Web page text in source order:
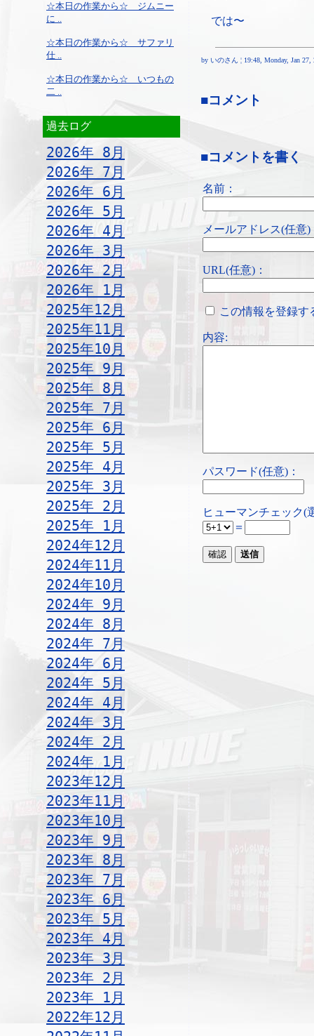
☆本日の作業から☆ ジムニー
に ..
☆本日の作業から☆ サファリ
仕 ..
☆本日の作業から☆ いつもの
二 ..
過去ログ
2026年 8月
2026年 7月
2026年 6月
2026年 5月
2026年 4月
2026年 3月
2026年 2月
2026年 1月
2025年12月
2025年11月
2025年10月
2025年 9月
2025年 8月
2025年 7月
2025年 6月
2025年 5月
2025年 4月
2025年 3月
2025年 2月
2025年 1月
2024年12月
2024年11月
2024年10月
2024年 9月
2024年 8月
2024年 7月
2024年 6月
2024年 5月
2024年 4月
2024年 3月
2024年 2月
2024年 1月
2023年12月
2023年11月
2023年10月
2023年 9月
2023年 8月
2023年 7月
2023年 6月
2023年 5月
2023年 4月
2023年 3月
2023年 2月
2023年 1月
2022年12月
では〜
by いのさん ¦ 19:48, Monday, Jan 27,
■コメント
■コメントを書く
名前：
メールアドレス(任意)
URL(任意)：
この情報を登録す
内容:
パスワード(任意)：
ヒューマンチェック(
＝